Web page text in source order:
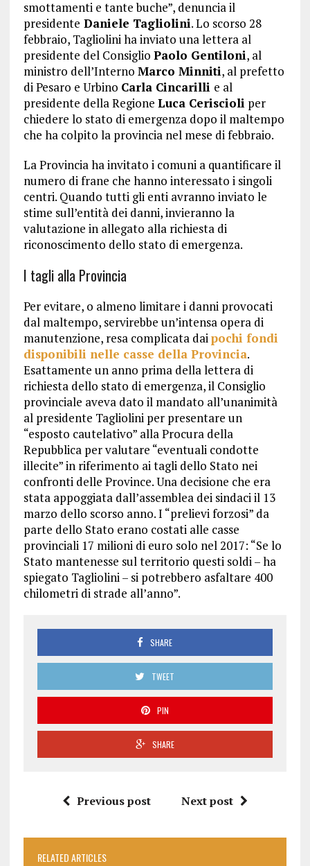
smottamenti e tante buche”, denuncia il
presidente Daniele Tagliolini. Lo scorso 28
febbraio, Tagliolini ha inviato una lettera al
presidente del Consiglio Paolo Gentiloni, al
ministro dell’Interno Marco Minniti, al prefetto
di Pesaro e Urbino Carla Cincarilli e al
presidente della Regione Luca Ceriscioli per
chiedere lo stato di emergenza dopo il maltempo
che ha colpito la provincia nel mese di febbraio.
La Provincia ha invitato i comuni a quantificare il
numero di frane che hanno interessato i singoli
centri. Quando tutti gli enti avranno inviato le
stime sull’entità dei danni, invieranno la
valutazione in allegato alla richiesta di
riconoscimento dello stato di emergenza.
I tagli alla Provincia
Per evitare, o almeno limitare i danni provocati
dal maltempo, servirebbe un’intensa opera di
manutenzione, resa complicata daipochi fondi
disponibili nelle casse della Provincia.
Esattamente un anno prima della lettera di
richiesta dello stato di emergenza, il Consiglio
provinciale aveva dato il mandato all’unanimità
al presidente Tagliolini per presentare un
“esposto cautelativo” alla Procura della
Repubblica per valutare “eventuali condotte
illecite” in riferimento ai tagli dello Stato nei
confronti delle Province. Una decisione che era
stata appoggiata dall’assemblea dei sindaci il 13
marzo dello scorso anno. I “prelievi forzosi” da
parte dello Stato erano costati alle casse
provinciali 17 milioni di euro solo nel 2017: “Se lo
Stato mantenesse sul territorio questi soldi – ha
spiegato Tagliolini – si potrebbero asfaltare 400
chilometri di strade all’anno”.
SHARE
TWEET
PIN
SHARE
Previous post Next post
RELATED ARTICLES